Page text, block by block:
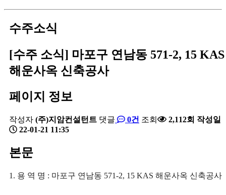
수주소식
[수주 소식] 마포구 연남동 571-2, 15 KAS
해운사옥 신축공사
페이지 정보
작성자 (주)지암컨설턴트 댓글 0건 조회 2,112회 작성일
22-01-21 11:35
본문
1. 용 역 명 : 마포구 연남동 571-2, 15 KAS 해운사옥 신축공사